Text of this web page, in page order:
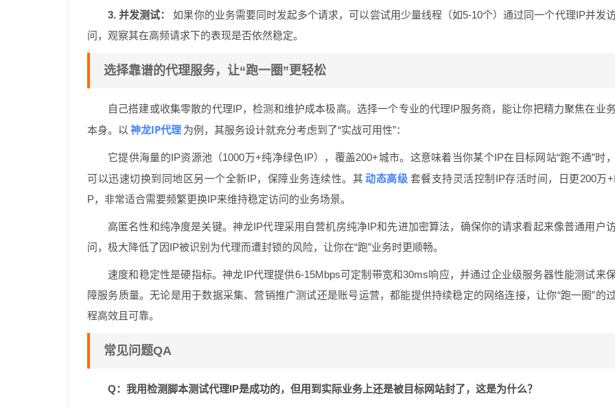
3. 并发测试：
如果你的业务需要同时发起多个请求，可以尝试用少量线程（如5-10个）通过同一个代理IP并发
问，观察其在高频请求下的表现是否依然稳定。
选择靠谱的代理服务，让“跑一圈”更轻松
自己搭建或收集零散的代理IP，检测和维护成本极高。选择一个专业的代理IP服务商，能让你把精力聚焦在业务
本身。以 神龙IP代理 为例，其服务设计就充分考虑到了“实战可用性”：
它提供海量的IP资源池（1000万+纯净绿色IP），覆盖200+城市。这意味着当你某个IP在目标网站“跑不通”时，
可以迅速切换到同地区另一个全新IP，保障业务连续性。其 动态高级 套餐支持灵活控制IP存活时间，日更200万+I
P，非常适合需要频繁更换IP来维持稳定访问的业务场景。
高匿名性和纯净度是关键。神龙IP代理采用自营机房纯净IP和先进加密算法，确保你的请求看起来像普通用户
问，极大降低了因IP被识别为代理而遭封锁的风险，让你在“跑”业务时更顺畅。
速度和稳定性是硬指标。神龙IP代理提供6-15Mbps可定制带宽和30ms响应，并通过企业级服务器性能测试来
障服务质量。无论是用于数据采集、营销推广测试还是账号运营，都能提供持续稳定的网络连接，让你“跑一圈”的过
程高效且可靠。
常见问题QA
Q：我用检测脚本测试代理IP是成功的，但用到实际业务上还是被目标网站封了，这是为什么？